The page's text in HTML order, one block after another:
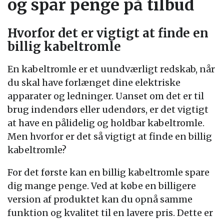
og spar penge på tilbud
Hvorfor det er vigtigt at finde en
billig kabeltromle
En kabeltromle er et uundværligt redskab, når
du skal have forlænget dine elektriske
apparater og ledninger. Uanset om det er til
brug indendørs eller udendørs, er det vigtigt
at have en pålidelig og holdbar kabeltromle.
Men hvorfor er det så vigtigt at finde en billig
kabeltromle?
For det første kan en billig kabeltromle spare
dig mange penge. Ved at købe en billigere
version af produktet kan du opnå samme
funktion og kvalitet til en lavere pris. Dette er